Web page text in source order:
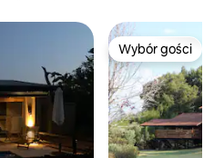
Wybór gości Wybór gości
Wybór gości